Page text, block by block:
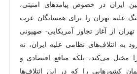
ایران در خصوص پیامدهای امنیتی،
علیه تهران را برای همسایگان عرب
از آغاز تجاوز آمریکایی- صهیونی
به ائتلاف‌های نظامی علیه ایران، نه
مختل می‌کند، بلکه منافع اقتصادی و
کشورهایی را که در این ائتلاف‌ها